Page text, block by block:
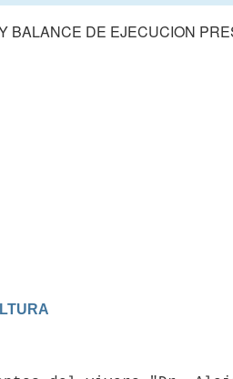
BALANCE DE EJECUCION